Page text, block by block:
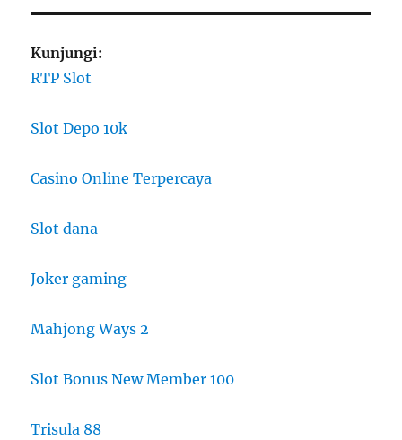
Kunjungi:
RTP Slot
Slot Depo 10k
Casino Online Terpercaya
Slot dana
Joker gaming
Mahjong Ways 2
Slot Bonus New Member 100
Trisula 88